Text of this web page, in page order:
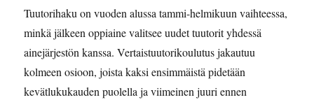
Tuutorihaku on vuoden alussa tammi-helmikuun vaihteessa,
minkä jälkeen oppiaine valitsee uudet tuutorit yhdessä
ainejärjestön kanssa. Vertaistuutorikoulutus jakautuu
kolmeen osioon, joista kaksi ensimmäistä pidetään
kevätlukukauden puolella ja viimeinen juuri ennen